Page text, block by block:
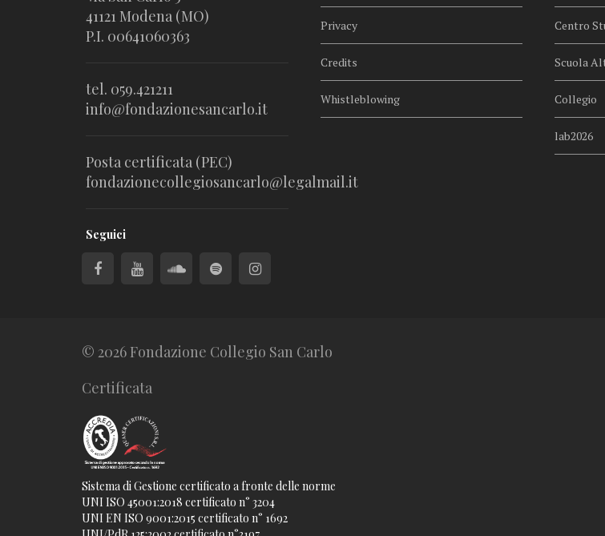
41121 Modena (MO)
P.I. 00641060363
tel. 059.421211
info@fondazionesancarlo.it
Posta certificata (PEC)
fondazionecollegiosancarlo@legalmail.it
Seguici
Privacy
Credits
Whistleblowing
Centro
Scuola
Collegio
lab2026
© 2026 Fondazione Collegio San Carlo
Certificata
Sistema di Gestione certificato a fronte delle norme
UNI ISO 45001:2018 certificato n° 3204
UNI EN ISO 9001:2015 certificato n° 1692